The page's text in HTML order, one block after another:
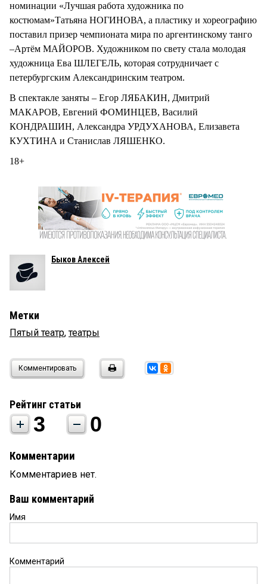
номинации «Лучшая работа художника по
костюмам»Татьяна НОГИНОВА, а пластику и хореографию
поставил призер чемпионата мира по аргентинскому танго
–Артём МАЙОРОВ. Художником по свету стала молодая
художница Ева ШЛЕГЕЛЬ, которая сотрудничает с
петербургским Александринским театром.
В спектакле заняты – Егор ЛЯБАКИН, Дмитрий
МАКАРОВ, Евгений ФОМИНЦЕВ, Василий
КОНДРАШИН, Александра УРДУХАНОВА, Елизавета
КУХТИНА и Станислав ЛЯШЕНКО.
18+
Быков Алексей
Метки
Пятый театр,театры
Комментировать
Рейтинг статьи
3 0
Комментарии
Комментариев нет.
Ваш комментарий
Имя
Комментарий